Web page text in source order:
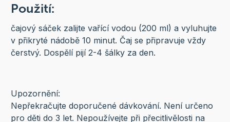
Použití:
čajový sáček zalijte vařící vodou (200 ml) a vyluhujte
v přikryté nádobě 10 minut. Čaj se připravuje vždy
čerstvý. Dospělí pijí 2-4 šálky za den.
Upozornění:
Nepřekračujte doporučené dávkování. Není určeno
pro děti do 3 let. Nepoužívejte při přecitlivělosti na